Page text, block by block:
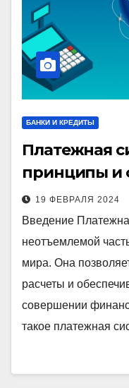
БАНКИ И КРЕДИТЫ
Платежная
принципы и
19 ФЕВРАЛЯ 2024
Введение
неотъемлемой
мира. Она
расчеты и
совершении
такое платежная